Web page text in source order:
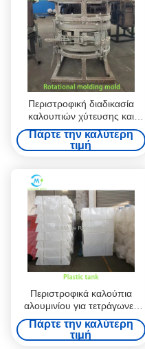
Περιστροφική διαδικασία
καλουπιών χύτευσης και
προδιαγραφή μηχανικής για
κοίλα πλαστικά προϊόντα
Πάρτε την καλύτερη
τιμή
Περιστροφικά καλούπια
αλουμινίου για τετράγωνες
και ορθογώνιες πλαστικές
δεξαμενές ενσωμάτωσης
συστήματος αποδοτικής
Πάρτε την καλύτερη
τιμή